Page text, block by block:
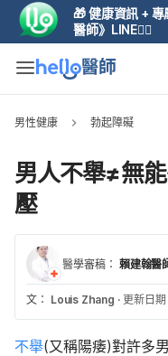
🎁 健康資訊 +
醫師》LINE👆🏼
男性健康 勃起障礙
男人不舉≠無
壓
醫學審稿： 賴建翰醫
文： Louis Zhang · 更新日
不舉(又稱陽痿)對許多